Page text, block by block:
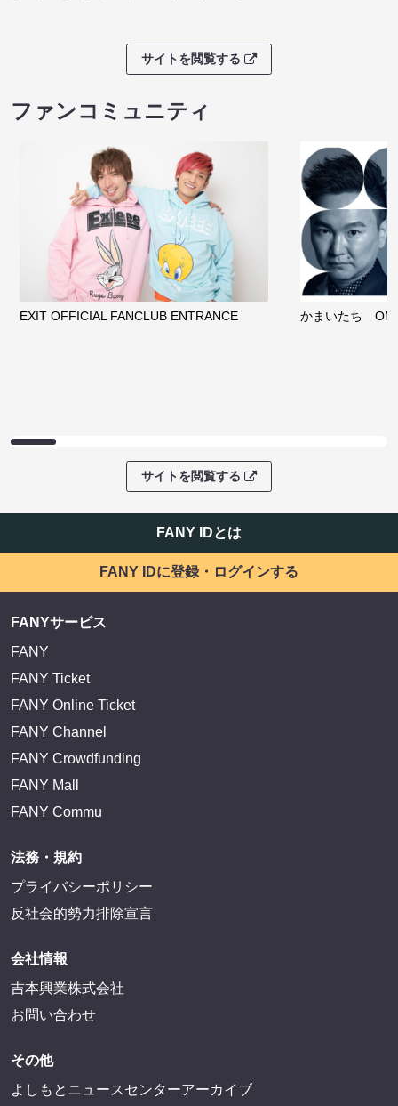
サイトを閲覧する
ファンコミュニティ
EXIT OFFICIAL FANCLUB ENTRANCE かまいたち
サイトを閲覧する
FANY IDとは
FANY IDに登録・ログインする
FANYサービス
FANY
FANY Ticket
FANY Online Ticket
FANY Channel
FANY Crowdfunding
FANY Mall
FANY Commu
法務・規約
プライバシーポリシー
反社会的勢力排除宣言
会社情報
吉本興業株式会社
お問い合わせ
その他
よしもとニュースセンターアーカイブ